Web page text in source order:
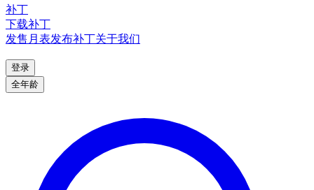
补丁
下载补丁
发售月表发布补丁关于我们
登录
全年龄